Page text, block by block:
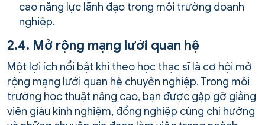
cao năng lực lãnh đạo trong môi trường doanh
nghiệp.
2.4. Mở rộng mạng lưới quan hệ
Một lợi ích nổi bật khi theo học thạc sĩ là cơ hội mở
rộng mạng lưới quan hệ chuyên nghiệp. Trong môi
trường học thuật nâng cao, bạn được gặp gỡ giảng
viên giàu kinh nghiệm, đồng nghiệp cùng chí hướng